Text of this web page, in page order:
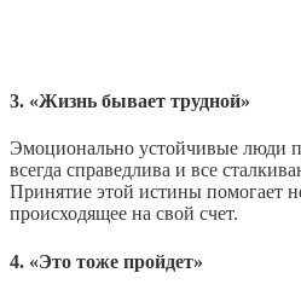
3. «Жизнь бывает трудной»
Эмоционально устойчивые люди
всегда справедлива и все
Принятие этой истины помогает
происходящее на свой счет.
4. «Это тоже пройдет»